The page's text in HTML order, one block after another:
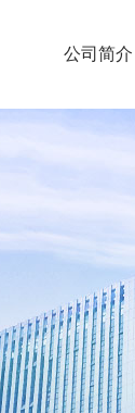
公司简介